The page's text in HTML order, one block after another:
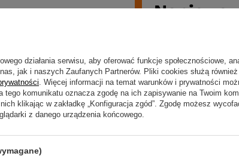
Napisz
Twoja ocena:
Treść twojej
działania serwisu, aby oferować funkcje społecznościowe,
jak i naszych Zaufanych Partnerów. Pliki cookies służą
. Więcej informacji na temat warunków i prywatności
tego komunikatu oznacza zgodę na ich zapisywanie na Twoim
klikając w zakładkę „Konfiguracja zgód”. Zgodę możesz
z danego urządzenia końcowego.